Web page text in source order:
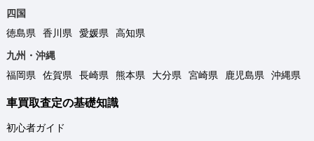
四国
徳島県
香川県 愛媛県
高知県
九州・沖縄
福岡県
佐賀県 長崎県 熊本県 大分県 宮崎県 鹿児島県 沖縄県
車買取査定の基礎知識
初心者ガイド